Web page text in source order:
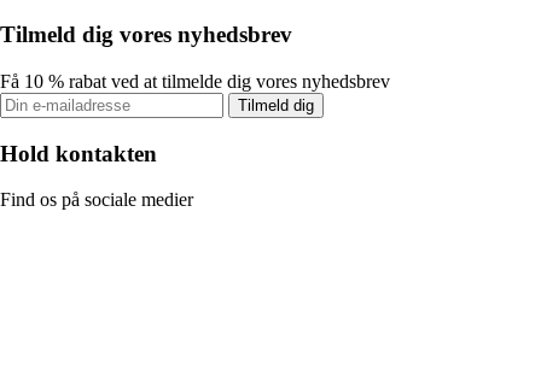
Tilmeld dig vores nyhedsbrev
Få 10 % rabat ved at tilmelde dig vores nyhedsbrev
Tilmeld dig
Hold kontakten
Find os på sociale medier